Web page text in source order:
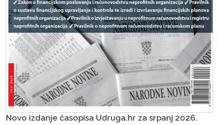
Novo izdanje časopisa Udruga.hr za srpanj 2026.